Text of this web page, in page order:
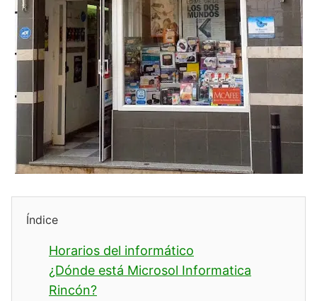
Índice
Horarios del informático
¿Dónde está Microsol Informatica
Rincón?